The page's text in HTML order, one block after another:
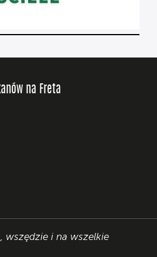
na Freta
wszędzie i na wszelkie